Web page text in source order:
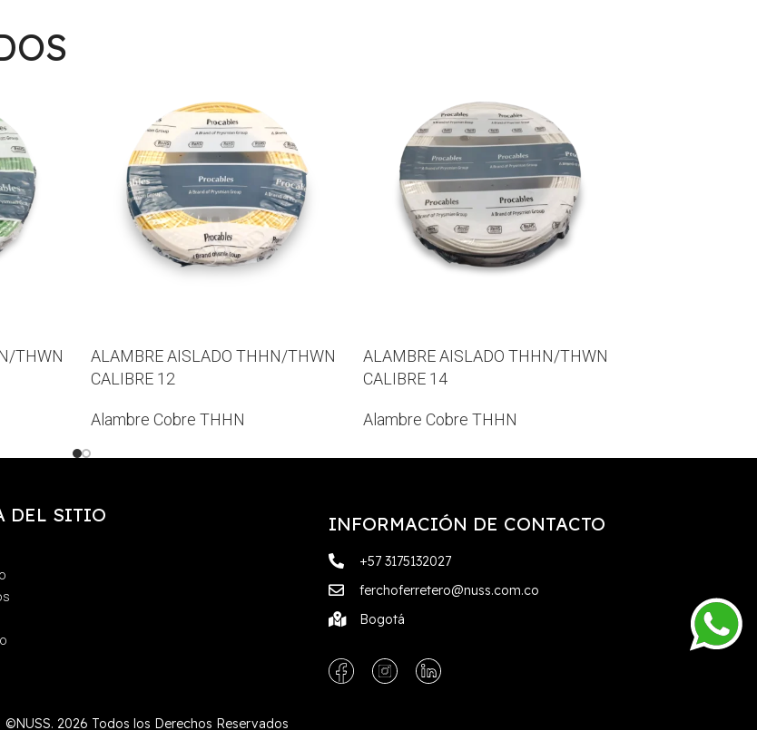
THWN
ALAMBRE AISLADO THHN/THWN
CALIBRE 12
Alambre Cobre THHN
ALAMBRE AISLADO THHN/THWN
CALIBRE 14
Alambre Cobre THHN
DEL SITIO INFORMACIÓN DE CONTACTO
+57 3175132027
ferchoferretero@nuss.com.co
Bogotá
©NUSS. 2026 Todos los Derechos Reservados